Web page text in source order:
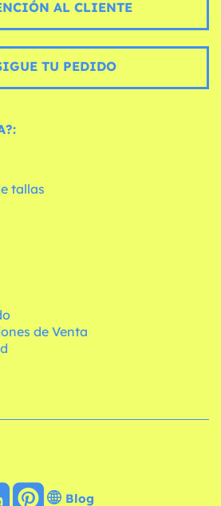
AL CLIENTE
TU PEDIDO
tallas
de Venta
Blog